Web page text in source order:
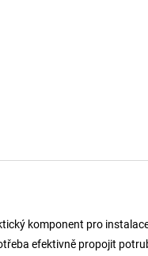
komponent pro
efektivně propojit